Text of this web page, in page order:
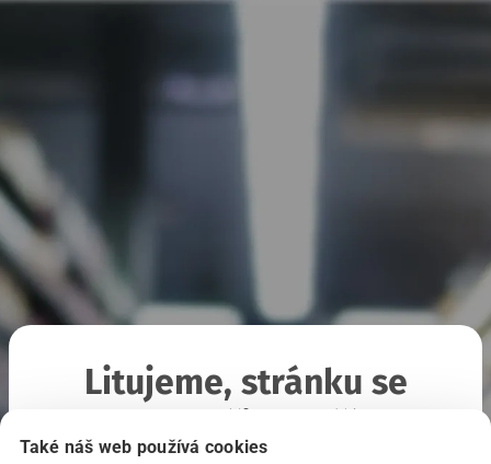
Také náš web používá cookies
Litujeme, stránku se